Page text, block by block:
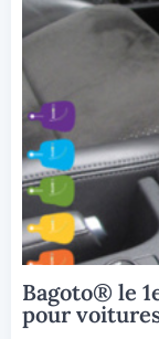
Bagoto® le
pour